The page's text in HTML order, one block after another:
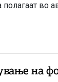
во
на